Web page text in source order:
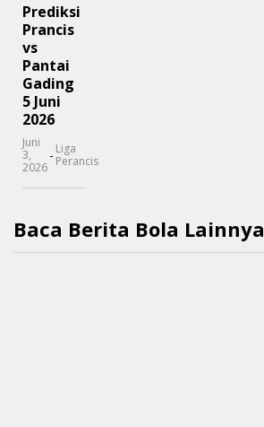
Prediksi
Prancis
vs
Pantai
Gading
5 Juni
2026
Juni
3,
2026
- Liga
Perancis
Baca Berita Bola Lainnya